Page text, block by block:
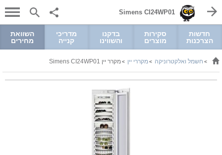
Simens CI24WP01
חדשות
הצרכנות
סקירות
מוצרים
בדקנו
והשווינו
מדריכי
קנייה
השוואת
מחירים
> חשמל ואלקטרוניקה >מקררי יין >מקרר יין Simens CI24WP01